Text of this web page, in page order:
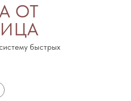
ОТ
быстрых